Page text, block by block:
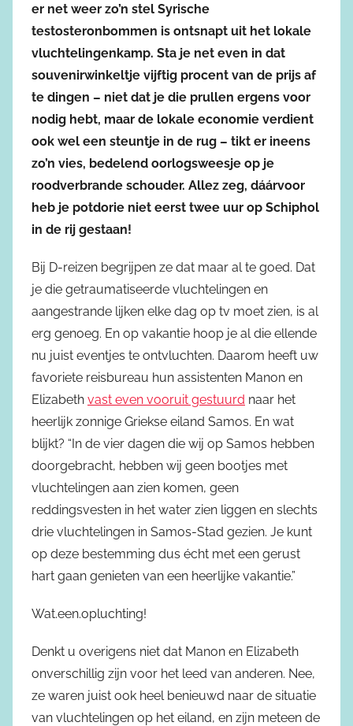
er net weer zo’n stel Syrische
testosteronbommen is ontsnapt uit het lokale
vluchtelingenkamp. Sta je net even in dat
souvenirwinkeltje vijftig procent van de prijs af
te dingen – niet dat je die prullen ergens voor
nodig hebt, maar de lokale economie verdient
ook wel een steuntje in de rug – tikt er ineens
zo’n vies, bedelend oorlogsweesje op je
roodverbrande schouder. Allez zeg, dáárvoor
heb je potdorie niet eerst twee uur op Schiphol
in de rij gestaan!
Bij D-reizen begrijpen ze dat maar al te goed. Dat
je die getraumatiseerde vluchtelingen en
aangestrande lijken elke dag op tv moet zien, is al
erg genoeg. En op vakantie hoop je al die ellende
nu juist eventjes te ontvluchten. Daarom heeft uw
favoriete reisbureau hun assistenten Manon en
Elizabeth vast even vooruit gestuurd naar het
heerlijk zonnige Griekse eiland Samos. En wat
blijkt? “In de vier dagen die wij op Samos hebben
doorgebracht, hebben wij geen bootjes met
vluchtelingen aan zien komen, geen
reddingsvesten in het water zien liggen en slechts
drie vluchtelingen in Samos-Stad gezien. Je kunt
op deze bestemming dus écht met een gerust
hart gaan genieten van een heerlijke vakantie.”
Wat.een.opluchting!
Denkt u overigens niet dat Manon en Elizabeth
onverschillig zijn voor het leed van anderen. Nee,
ze waren juist ook heel benieuwd naar de situatie
van vluchtelingen op het eiland, en zijn meteen de